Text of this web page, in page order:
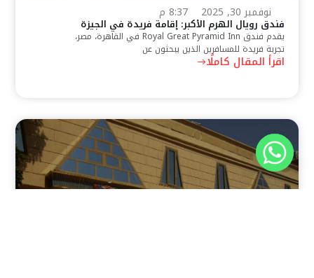
نوفمبر 30, 2025 8:37 م
فندق رويال الهرم الأكبر: إقامة فريدة في الجيزة
يقدم فندق Royal Great Pyramid Inn في القاهرة، مصر،
تجربة فريدة للمسافرين الذين يبحثون عن
اقرأ المقال كاملًا